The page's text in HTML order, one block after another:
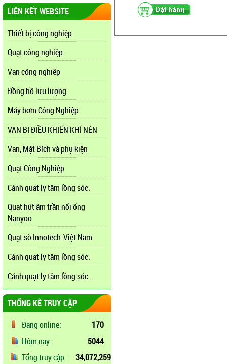
LIÊN KẾT WEBSITE
Thiết bị công nghiệp
Quạt công nghiệp
Van công nghiệp
Đồng hồ lưu lượng
Máy bơm Công Nghiệp
VAN BI ĐIỀU KHIỂN KHÍ NÉN
Van, Mặt Bích và phụ kiện
Quạt Công Nghiệp
Cánh quạt ly tâm lồng sóc.
Quạt hút âm trần nối ống
Nanyoo
Quạt sò Innotech-Việt Nam
Cánh quạt ly tâm lồng sóc.
Cánh quạt ly tâm lồng sóc.
THỐNG KÊ TRUY CẬP
Đang online:
170
Hôm nay:
5044
Tổng truy cập:
34,072,259